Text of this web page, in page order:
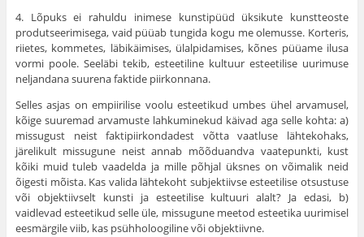
4. Lõpuks ei rahuldu inimese kunstipüüd üksi­kute kunstteoste
produtseerimisega, vaid püüab tungida kogu me olemusse. Korteris,
riietes, kommetes, läbikäimises, ülalpidamises, kõnes püüame ilusa
vormi poole. Seeläbi tekib, esteetiline kultuur esteetilise uurimuse
neljandana suurena faktide piirkonnana.
Selles asjas on empiirilise voolu esteetikud umbes ühel arvamusel,
kõige suuremad arvamuste lahkuminekud käivad aga selle kohta: a)
missugust neist faktipiirkondadest võtta vaatluse lähtekohaks,
järelikult missugune neist annab mõõduandva vaatepunkti, kust
kõiki muid tuleb vaadelda ja mille põhjal üksnes on võimalik neid
õigesti mõista. Kas valida lähtekoht subjektiivse esteetilise otsustuse
või objek­tiivselt kunsti ja esteetilise kultuuri alalt? Ja edasi, b)
vaidlevad esteetikud selle üle, missugune meetod estee­tika uurimisel
eesmärgile viib, kas psühholoogiline või objek­tiivne.